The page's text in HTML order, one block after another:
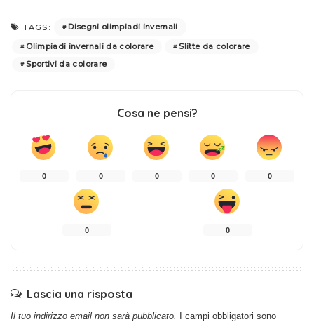
TAGS:
Disegni olimpiadi invernali
Olimpiadi invernali da colorare
Slitte da colorare
Sportivi da colorare
Cosa ne pensi?
0 0 0 0 0
0 0
Lascia una risposta
Il tuo indirizzo email non sarà pubblicato. I campi obbligatori sono